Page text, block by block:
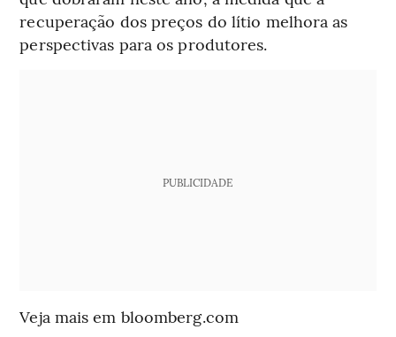
recuperação dos preços do lítio melhora as
perspectivas para os produtores.
PUBLICIDADE
Veja mais em bloomberg.com